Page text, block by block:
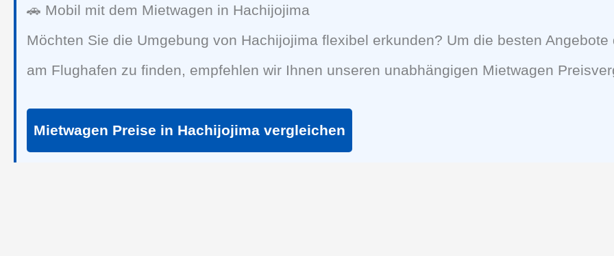
🚗 Mobil mit dem Mietwagen in Hachijojima
Möchten Sie die Umgebung von Hachijojima flexibel erkunden? Um die besten Angebote
am Flughafen zu finden, empfehlen wir Ihnen unseren unabhängigen Mietwagen
Mietwagen Preise in Hachijojima vergleichen